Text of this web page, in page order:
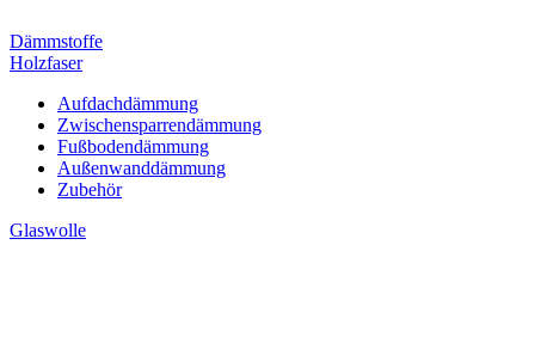
Dämmstoffe
Holzfaser
Aufdachdämmung
Zwischensparrendämmung
Fußbodendämmung
Außenwanddämmung
Zubehör
Glaswolle